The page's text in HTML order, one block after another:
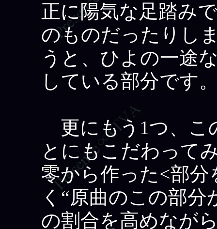
正に陽気な足踏み
のものだったりし
うと、ひよの一途
している部分です
更にもう1つ、こ
とにもこだわって
零から作った<部
く“原曲のこの部
の割合を高めなが